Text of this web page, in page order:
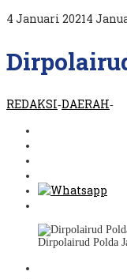
4 Januari 20214
REDAKSI-DAERAH-
Dirpolairud Polda